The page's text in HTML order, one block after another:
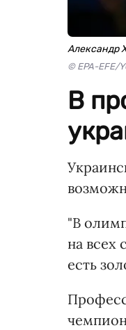
Александр
© EPA-EFE/
В
"В
на всех
есть